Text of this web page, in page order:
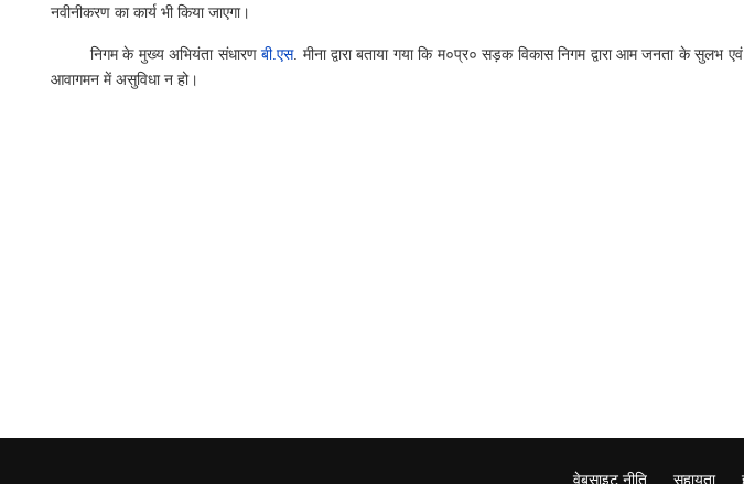
नवीनीकरण का कार्य भी किया जाएगा।
निगम के मुख्य अभियंता संधारणबी.एस. मीना द्वारा बताया गया कि म०प्र० सड़क विकास निगम द्वारा आम जनता के
आवागमन में असुविधा न हो।